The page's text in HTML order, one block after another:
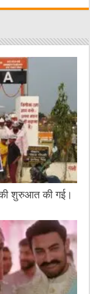
की शुरुआत की गई।